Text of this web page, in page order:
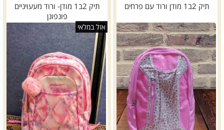
תיק 2ב1 מודן ורוד עם פרחים
תיק 2ב1 מודן- ורוד מעעויניים
פונפונן
אזל במלאי